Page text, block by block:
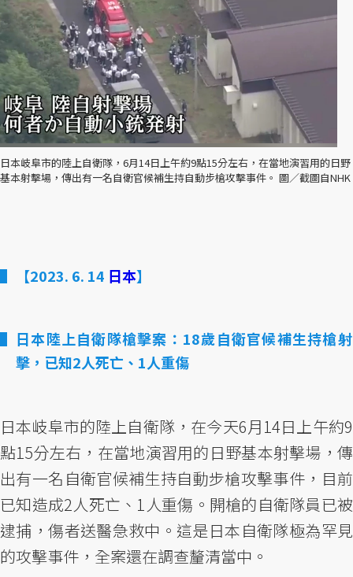
日本岐阜市的陸上自衛隊，6月14日上午約9點15分左右，在當地演習用的日野
基本射擊場，傳出有一名自衛官候補生持自動步槍攻擊事件。 圖／截圖自NHK
【2023. 6. 14 日本】
日本陸上自衛隊槍擊案：18歲自衛官候補生持槍射
擊，已知2人死亡、1人重傷
日本岐阜市的陸上自衛隊，在今天6月14日上午約9
點15分左右，在當地演習用的日野基本射擊場，傳
出有一名自衛官候補生持自動步槍攻擊事件，目前
已知造成2人死亡、1人重傷。開槍的自衛隊員已被
逮捕，傷者送醫急救中。這是日本自衛隊極為罕見
的攻擊事件，全案還在調查釐清當中。